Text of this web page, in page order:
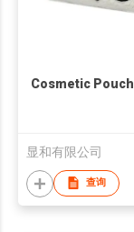
Cosmetic Pouch
显和有限公司
查询